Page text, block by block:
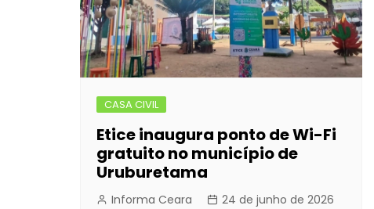
CASA CIVIL
Etice inaugura ponto de Wi-Fi
gratuito no município de
Uruburetama
Informa Ceara 24 de junho de 2026